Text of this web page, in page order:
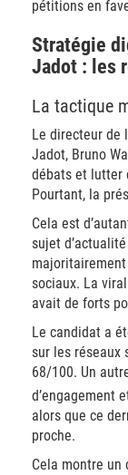
pétitions en
Stratégie
Jadot : les
La tactique
Le directeur de
Jadot, Bruno
débats et lutter
Pourtant, la
Cela est
sujet
sociaux. La
avait de forts
Le candidat a
sur les réseaux
68/100. Un
d’engagement
alors que ce
proche.
Cela montre